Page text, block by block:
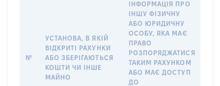
№
УСТАНОВА, В ЯКІЙ
ВІДКРИТІ РАХУНКИ
АБО ЗБЕРІГАЮТЬСЯ
КОШТИ ЧИ ІНШЕ
МАЙНО
ІНФОРМАЦІЯ ПРО
ІНШУ ФІЗИЧНУ
АБО ЮРИДИЧНУ
ОСОБУ, ЯКА МАЄ
ПРАВО
РОЗПОРЯДЖАТИСЯ
ТАКИМ РАХУНКОМ
АБО МАЄ ДОСТУП
ДО